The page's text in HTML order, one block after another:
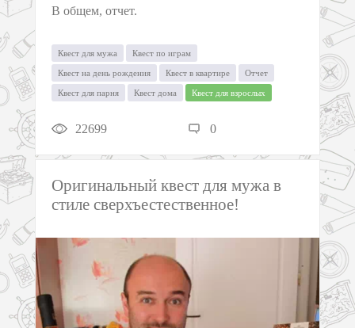
В общем, отчет.
Квест для мужа Квест по играм
Квест на день рождения Квест в квартире Отчет
Квест для парня Квест дома Квест для взрослых
22699 0
Оригинальный квест для мужа в
стиле cверхъестественное!